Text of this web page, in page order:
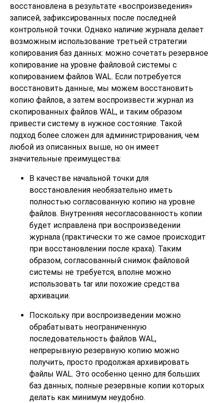
восстановлена в результате «воспроизведения»
записей, зафиксированных после последней
контрольной точки. Однако наличие журнала делает
возможным использование третьей стратегии
копирования баз данных: можно сочетать резервное
копирование на уровне файловой системы с
копированием файлов WAL. Если потребуется
восстановить данные, мы можем восстановить
копию файлов, а затем воспроизвести журнал из
скопированных файлов WAL, и таким образом
привести систему в нужное состояние. Такой
подход более сложен для администрирования, чем
любой из описанных выше, но он имеет
значительные преимущества:
В качестве начальной точки для
восстановления необязательно иметь
полностью согласованную копию на уровне
файлов. Внутренняя несогласованность копии
будет исправлена при воспроизведении
журнала (практически то же самое происходит
при восстановлении после краха). Таким
образом, согласованный снимок файловой
системы не требуется, вполне можно
использовать tar или похожие средства
архивации.
Поскольку при воспроизведении можно
обрабатывать неограниченную
последовательность файлов WAL,
непрерывную резервную копию можно
получить, просто продолжая архивировать
файлы WAL. Это особенно ценно для больших
баз данных, полные резервные копии которых
делать как минимум неудобно.